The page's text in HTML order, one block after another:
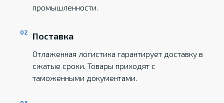
промышленности.
Поставка
Отлаженная логистика гарантирует доставку в
сжатые сроки. Товары приходят с
таможенными документами.